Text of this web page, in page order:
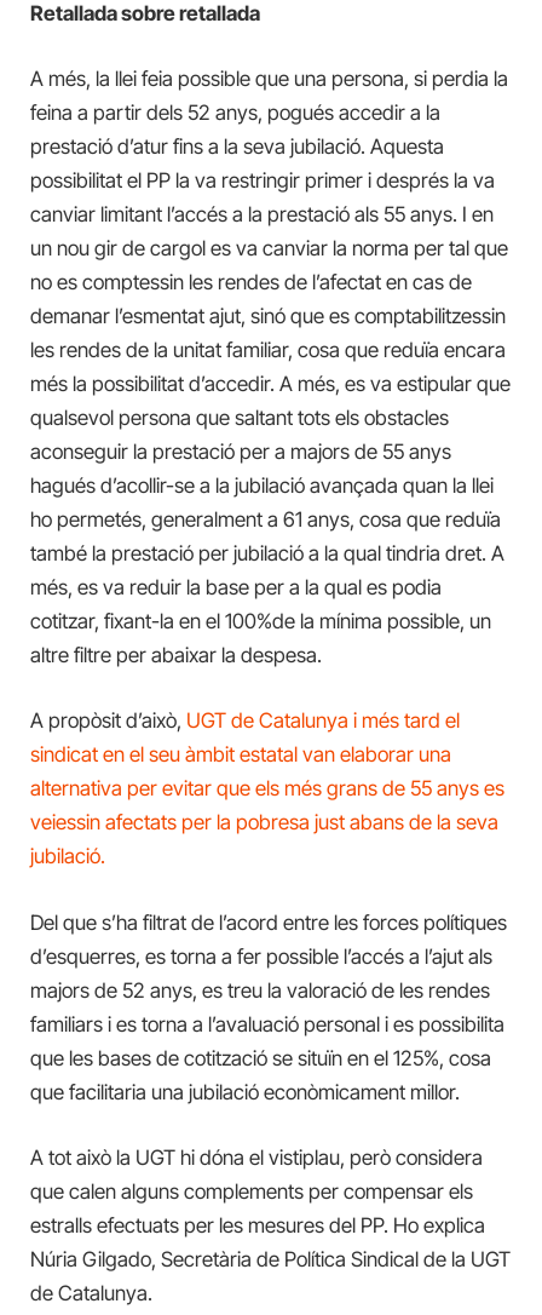
Retallada sobre retallada
A més, la llei feia possible que una persona, si perdia la
feina a partir dels 52 anys, pogués accedir a la
prestació d’atur fins a la seva jubilació. Aquesta
possibilitat el PP‌ la va restringir primer i després la va
canviar limitant l’accés a la prestació als 55 anys. I en
un nou gir de cargol es va canviar la norma per tal que
no es comptessin les rendes de l’afectat en cas de
demanar l’esmentat ajut, sinó que es comptabilitzessin
les rendes de la unitat familiar, cosa que reduïa encara
més la possibilitat d’accedir. A més, es va estipular que
qualsevol persona que saltant tots els obstacles
aconseguir la prestació per a majors de 55 anys
hagués d’acollir-se a la jubilació avançada quan la llei
ho permetés, generalment a 61 anys, cosa que reduïa
també la prestació per jubilació a la qual tindria dret. A
més, es va reduir la base per a la qual es podia
cotitzar, fixant-la en el 100%‌de la mínima possible, un
altre filtre per abaixar la despesa.
A propòsit d’això, UGT de Catalunya i més tard el
sindicat en el seu àmbit estatal van elaborar una
alternativa per evitar que els més grans de 55 anys es
veiessin afectats per la pobresa just abans de la seva
jubilació.
Del que s’ha filtrat de l’acord entre les forces polítiques
d’esquerres, es torna a fer possible l’accés a l’ajut als
majors de 52 anys, es treu la valoració de les rendes
familiars i es torna a l’avaluació personal i es possibilita
que les bases de cotització se situïn en el 125%, cosa
que facilitaria una jubilació econòmicament millor.
A tot això la UGT‌ hi dóna el vistiplau, però considera
que calen alguns complements per compensar els
estralls efectuats per les mesures del PP. Ho explica
Núria Gilgado, Secretària de Política Sindical de la UGT
de Catalunya.